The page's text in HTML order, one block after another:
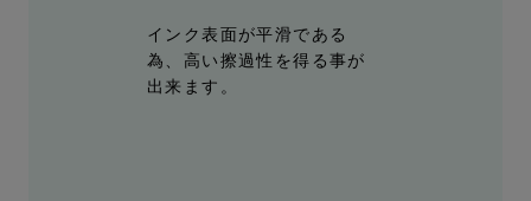
インク表面が平滑である
為、高い擦過性を得る事が
出来ます。